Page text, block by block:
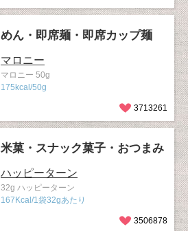
めん・即席麺・即席カップ麺
マロニー
マロニー 50g
175kcal/50g
3713261
米菓・スナック菓子・おつまみ
ハッピーターン
32g ハッピーターン
167Kcal/1袋32gあたり
3506878